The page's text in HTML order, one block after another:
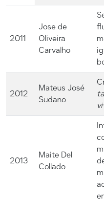
2011
Jose de
Oliveira
Carvalho
2012
Mateus José
Sudano
2013
Maite Del
Collado